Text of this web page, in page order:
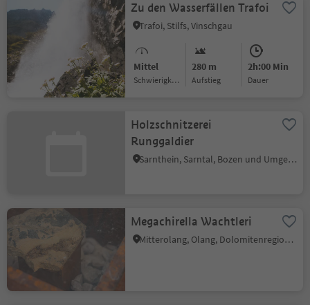
Zu den Wasserfällen Trafoi
Trafoi, Stilfs, Vinschgau
Mittel
Schwierigkeitsgrad
280 m
Aufstieg
2h:00 Min
Dauer
Holzschnitzerei
Runggaldier
Sarnthein, Sarntal, Bozen und Umgebung
Megachirella Wachtleri
Mitterolang, Olang, Dolomitenregion Kronplatz